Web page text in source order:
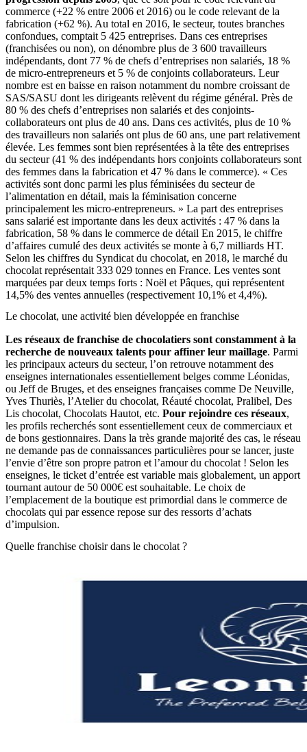
commerce (+22 % entre 2006 et 2016) ou le code relevant de la
fabrication (+62 %). Au total en 2016, le secteur, toutes branches
confondues, comptait 5 425 entreprises. Dans ces entreprises
(franchisées ou non), on dénombre plus de 3 600 travailleurs
indépendants, dont 77 % de chefs d’entreprises non salariés, 18 %
de micro-entrepreneurs et 5 % de conjoints collaborateurs. Leur
nombre est en baisse en raison notamment du nombre croissant de
SAS/SASU dont les dirigeants relèvent du régime général. Près de
80 % des chefs d’entreprises non salariés et des conjoints-
collaborateurs ont plus de 40 ans. Dans ces activités, plus de 10 %
des travailleurs non salariés ont plus de 60 ans, une part relativement
élevée. Les femmes sont bien représentées à la tête des entreprises
du secteur (41 % des indépendants hors conjoints collaborateurs sont
des femmes dans la fabrication et 47 % dans le commerce). « Ces
activités sont donc parmi les plus féminisées du secteur de
l’alimentation en détail, mais la féminisation concerne
principalement les micro-entrepreneurs. » La part des entreprises
sans salarié est importante dans les deux activités : 47 % dans la
fabrication, 58 % dans le commerce de détail En 2015, le chiffre
d’affaires cumulé des deux activités se monte à 6,7 milliards HT.
Selon les chiffres du Syndicat du chocolat, en 2018, le marché du
chocolat représentait 333 029 tonnes en France. Les ventes sont
marquées par deux temps forts : Noël et Pâques, qui représentent
14,5% des ventes annuelles (respectivement 10,1% et 4,4%).
Le chocolat, une activité bien développée en franchise
Les réseaux de franchise de chocolatiers sont constamment à la
recherche de nouveaux talents pour affiner leur maillage. Parmi
les principaux acteurs du secteur, l’on retrouve notamment des
enseignes internationales essentiellement belges comme Léonidas,
ou Jeff de Bruges, et des enseignes françaises comme De Neuville,
Yves Thuriès, l’Atelier du chocolat, Réauté chocolat, Pralibel, Des
Lis chocolat, Chocolats Hautot, etc. Pour rejoindre ces réseaux,
les profils recherchés sont essentiellement ceux de commerciaux et
de bons gestionnaires. Dans la très grande majorité des cas, le réseau
ne demande pas de connaissances particulières pour se lancer, juste
l’envie d’être son propre patron et l’amour du chocolat ! Selon les
enseignes, le ticket d’entrée est variable mais globalement, un apport
tournant autour de 50 000€ est souhaitable. Le choix de
l’emplacement de la boutique est primordial dans le commerce de
chocolats qui par essence repose sur des ressorts d’achats
d’impulsion.
Quelle franchise choisir dans le chocolat ?